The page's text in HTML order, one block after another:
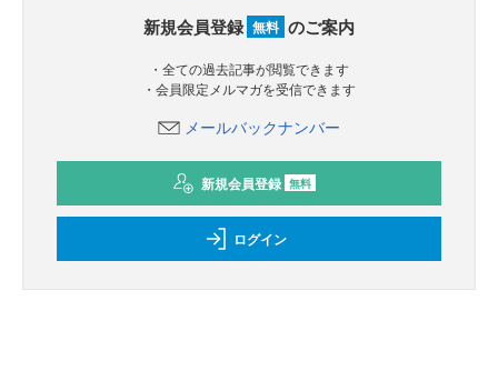
新規会員登録 無料 のご案内
・全ての過去記事が閲覧できます
・会員限定メルマガを受信できます
メールバックナンバー
新規会員登録 無料
ログイン